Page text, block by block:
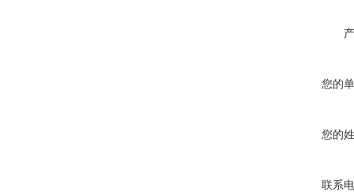
您的
您的
联系